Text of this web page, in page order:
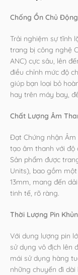
Chống Ồn Chủ
Trải nghiệm sự tĩnh
trang bị công nghệ
ANC) cực sâu, lên
điều chỉnh mức độ
giúp bạn loại bỏ
hay trên máy bay,
Chất Lượng Âm
Đạt Chứng nhận Âm
tạo âm thanh với độ
Sản phẩm được
Units), bao gồm
13mm, mang đến
tinh tế, rõ ràng.
Thời Lượng Pin
Với dung lượng pin
sử dụng vô địch lên
mái sử dụng hàng
những chuyến đi dài